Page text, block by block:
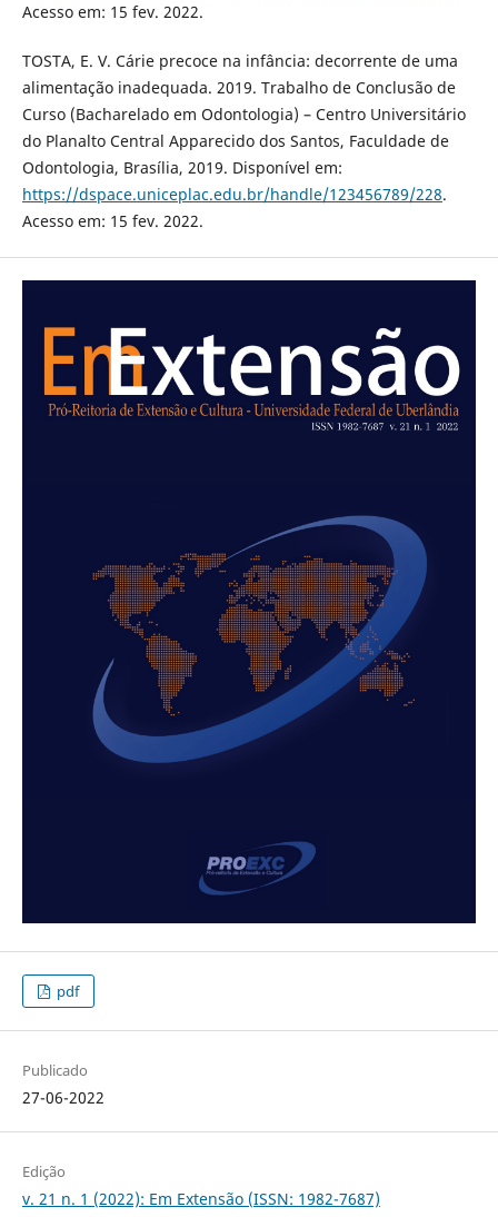
Acesso em: 15 fev. 2022.
TOSTA, E. V. Cárie precoce na infância: decorrente de uma
alimentação inadequada. 2019. Trabalho de Conclusão de
Curso (Bacharelado em Odontologia) – Centro Universitário
do Planalto Central Apparecido dos Santos, Faculdade de
Odontologia, Brasília, 2019. Disponível em:
https://dspace.uniceplac.edu.br/handle/123456789/228.
Acesso em: 15 fev. 2022.
pdf
Publicado
27-06-2022
Edição
v. 21 n. 1 (2022): Em Extensão (ISSN: 1982-7687)